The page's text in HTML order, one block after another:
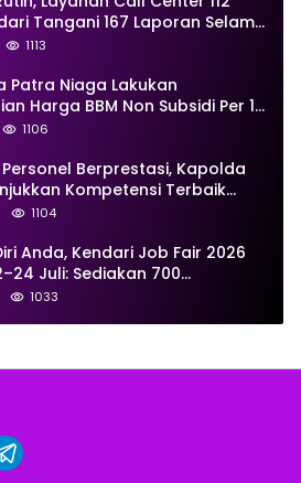
Tangani 167 Laporan Selama
1113
Patra Niaga Lakukan
Harga BBM Non Subsidi Per 1
Rinciannya
1106
Berprestasi, Kapolda
Kompetensi Terbaik
1104
Anda, Kendari Job Fair 2026
Juli: Sediakan 700
dari 30 Perusahaan
1033